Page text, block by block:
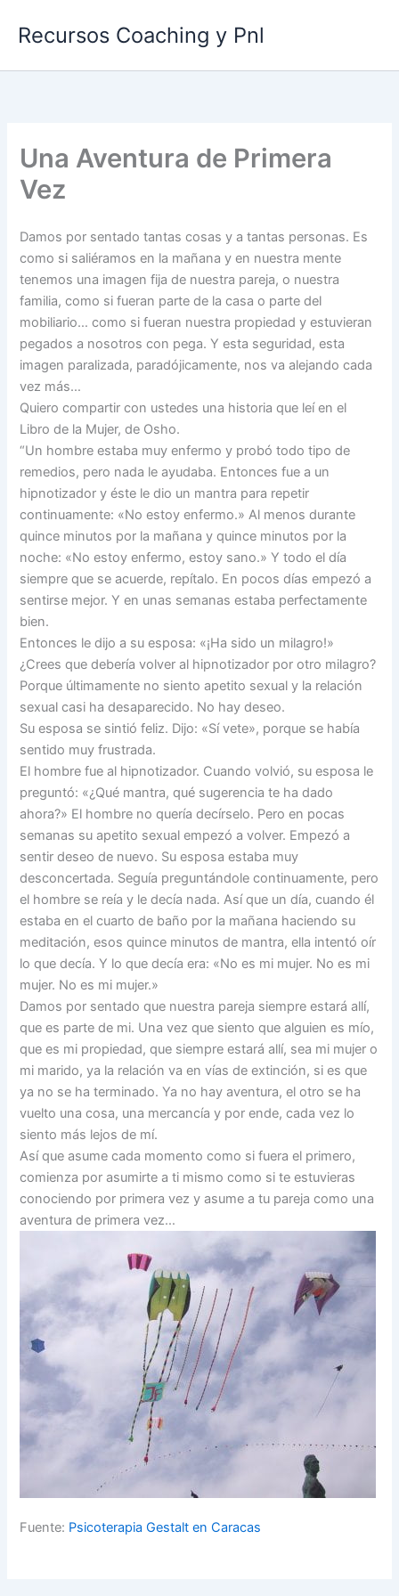
Recursos Coaching y Pnl
Una Aventura de Primera
Vez
Damos por sentado tantas cosas y a tantas personas. Es
como si saliéramos en la mañana y en nuestra mente
tenemos una imagen fija de nuestra pareja, o nuestra
familia, como si fueran parte de la casa o parte del
mobiliario… como si fueran nuestra propiedad y estuvieran
pegados a nosotros con pega. Y esta seguridad, esta
imagen paralizada, paradójicamente, nos va alejando cada
vez más…
Quiero compartir con ustedes una historia que leí en el
Libro de la Mujer, de Osho.
“Un hombre estaba muy enfermo y probó todo tipo de
remedios, pero nada le ayudaba. Entonces fue a un
hipnotizador y éste le dio un mantra para repetir
continuamente: «No estoy enfermo.» Al menos durante
quince minutos por la mañana y quince minutos por la
noche: «No estoy enfermo, estoy sano.» Y todo el día
siempre que se acuerde, repítalo. En pocos días empezó a
sentirse mejor. Y en unas semanas estaba perfectamente
bien.
Entonces le dijo a su esposa: «¡Ha sido un milagro!»
¿Crees que debería volver al hipnotizador por otro milagro?
Porque últimamente no siento apetito sexual y la relación
sexual casi ha desaparecido. No hay deseo.
Su esposa se sintió feliz. Dijo: «Sí vete», porque se había
sentido muy frustrada.
El hombre fue al hipnotizador. Cuando volvió, su esposa le
preguntó: «¿Qué mantra, qué sugerencia te ha dado
ahora?» El hombre no quería decírselo. Pero en pocas
semanas su apetito sexual empezó a volver. Empezó a
sentir deseo de nuevo. Su esposa estaba muy
desconcertada. Seguía preguntándole continuamente, pero
el hombre se reía y le decía nada. Así que un día, cuando él
estaba en el cuarto de baño por la mañana haciendo su
meditación, esos quince minutos de mantra, ella intentó oír
lo que decía. Y lo que decía era: «No es mi mujer. No es mi
mujer. No es mi mujer.»
Damos por sentado que nuestra pareja siempre estará allí,
que es parte de mi. Una vez que siento que alguien es mío,
que es mi propiedad, que siempre estará allí, sea mi mujer o
mi marido, ya la relación va en vías de extinción, si es que
ya no se ha terminado. Ya no hay aventura, el otro se ha
vuelto una cosa, una mercancía y por ende, cada vez lo
siento más lejos de mí.
Así que asume cada momento como si fuera el primero,
comienza por asumirte a ti mismo como si te estuvieras
conociendo por primera vez y asume a tu pareja como una
aventura de primera vez…
Fuente: Psicoterapia Gestalt en Caracas